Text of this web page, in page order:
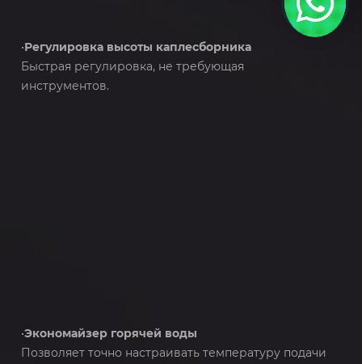
•Регулировка высоты каплесборника
Быстрая регулировка, не требующая
инструментов.
•Экономайзер горячей воды
Позволяет точно настраивать температуру подачи